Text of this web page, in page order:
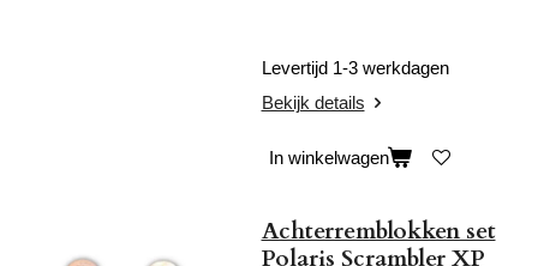
Levertijd 1-3 werkdagen
Bekijk details
In winkelwagen
Achterremblokken set
Polaris Scrambler XP